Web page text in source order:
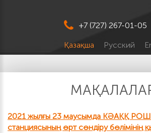
+7 (727) 267-01-05
Қазақша Русский
2021 жылғы 23 маусымда КӘАҚҚ РОШ
станциясының өрт сөндіру бөлімінің